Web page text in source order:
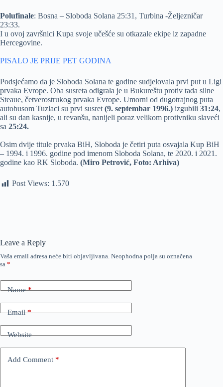
Polufinale: Bosna – Sloboda Solana 25:31, Turbina -Željezničar
23:33.
I u ovoj završnici Kupa svoje učešće su otkazale ekipe iz zapadne
Hercegovine.
PISALO JE PRIJE PET GODINA
Podsjećamo da je Sloboda Solana te godine sudjelovala prvi put u Ligi
prvaka Evrope. Oba susreta odigrala je u Bukureštu protiv tada silne
Steaue, četverostrukog prvaka Evrope. Umorni od dugotrajnog puta
autobusom Tuzlaci su prvi susret (9. septembar 1996.) izgubili 31:24,
ali su dan kasnije, u revanšu, nanijeli poraz velikom protivniku slaveći
sa 25:24.
Osim dvije titule prvaka BiH, Sloboda je četiri puta osvajala Kup BiH
– 1994. i 1996. godine pod imenom Sloboda Solana, te 2020. i 2021.
godine kao RK Sloboda. (Miro Petrović, Foto: Arhiva)
Post Views: 1.570
Leave a Reply
Vaša email adresa neće biti objavljivana. Neophodna polja su označena
sa *
Name*
Email*
Website
Add Comment *